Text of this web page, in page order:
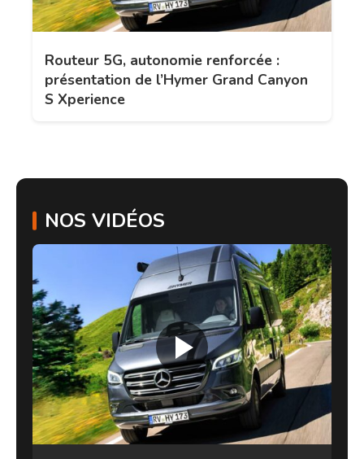
Routeur 5G, autonomie renforcée :
présentation de l’Hymer Grand Canyon
S Xperience
NOS VIDÉOS